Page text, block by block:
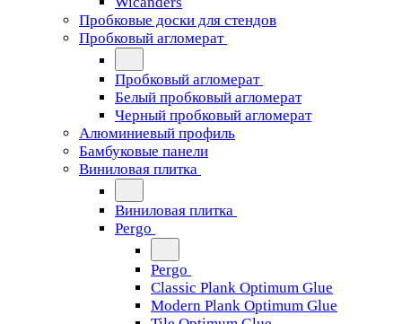
Пробковые доски для стендов
Пробковый агломерат
Пробковый агломерат
Белый пробковый агломерат
Черный пробковый агломерат
Алюминиевый профиль
Бамбуковые панели
Виниловая плитка
Виниловая плитка
Pergo
Pergo
Classic Plank Optimum Glue
Modern Plank Optimum Glue